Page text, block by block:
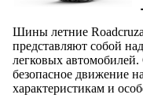
Шины летние
представляют собой
легковых
безопасное движение
характеристикам и